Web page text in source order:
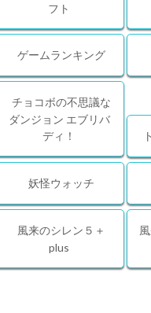
フト
ゲームランキング
チョコボの不思議な
ダンジョン エブリバ
ディ！
妖怪ウォッチ
風来のシレン５＋
plus